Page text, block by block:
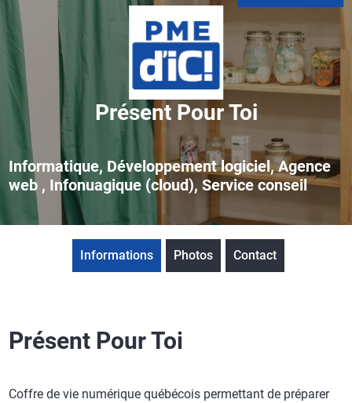
Présent Pour Toi
Informatique, Développement logiciel, Agence
web , Infonuagique (cloud), Service conseil
Informations Photos Contact
Présent Pour Toi
Coffre de vie numérique québécois permettant de préparer